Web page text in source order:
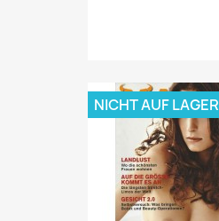
NICHT AUF LAGER